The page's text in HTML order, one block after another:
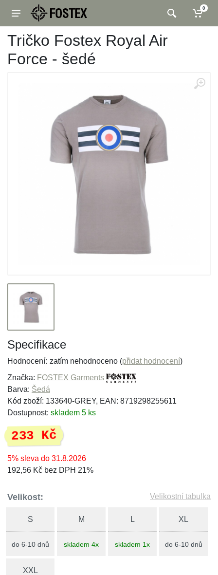
0
Tričko Fostex Royal Air
Force - šedé
Specifikace
Hodnocení: zatím nehodnoceno (přidat hodnocení)
Značka: FOSTEX Garments
Barva: Šedá
Kód zboží: 133640-GREY, EAN: 8719298255611
Dostupnost: skladem 5 ks
233 Kč
5% sleva do 31.8.2026
192,56 Kč bez DPH 21%
Velikost: Velikostní tabulka
S
do 6-10 dnů
M
skladem 4x
L
skladem 1x
XL
do 6-10 dnů
XXL